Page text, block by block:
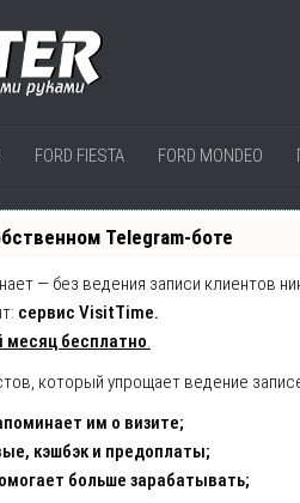
FORD FIESTA FORD MONDEO
Telegram-боте
— без ведения записи клиентов
сервис VisitTime.
месяц бесплатно.
который упрощает ведение
им о визите;
кэшбэк и предоплаты;
больше зарабатывать;